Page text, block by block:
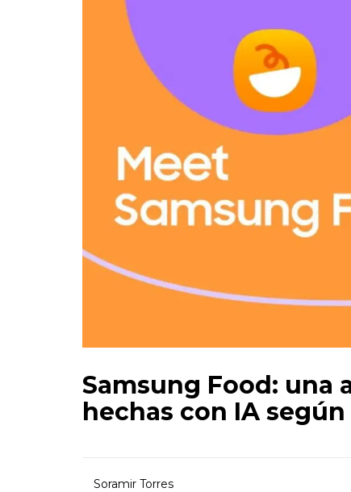
Samsung Food: una
hechas con IA
Soramir Torres